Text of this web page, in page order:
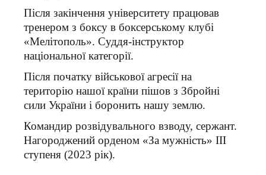
Після закінчення університету працював
тренером з боксу в боксерському клубі
«Мелітополь». Суддя-інструктор
національної категорії.
Після початку військової агресії на
територію нашої країни пішов з Збройні
сили України і боронить нашу землю.
Командир розвідувального взводу, сержант.
Нагороджений орденом «За мужність» ІІІ
ступеня (2023 рік).